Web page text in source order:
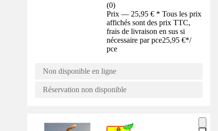
(0)
Prix — 25,95 € * Tous les prix
affichés sont des prix TTC,
frais de livraison en sus si
nécessaire par pce25,95 €*/
pce
Non disponible en ligne
Réservation non disponible